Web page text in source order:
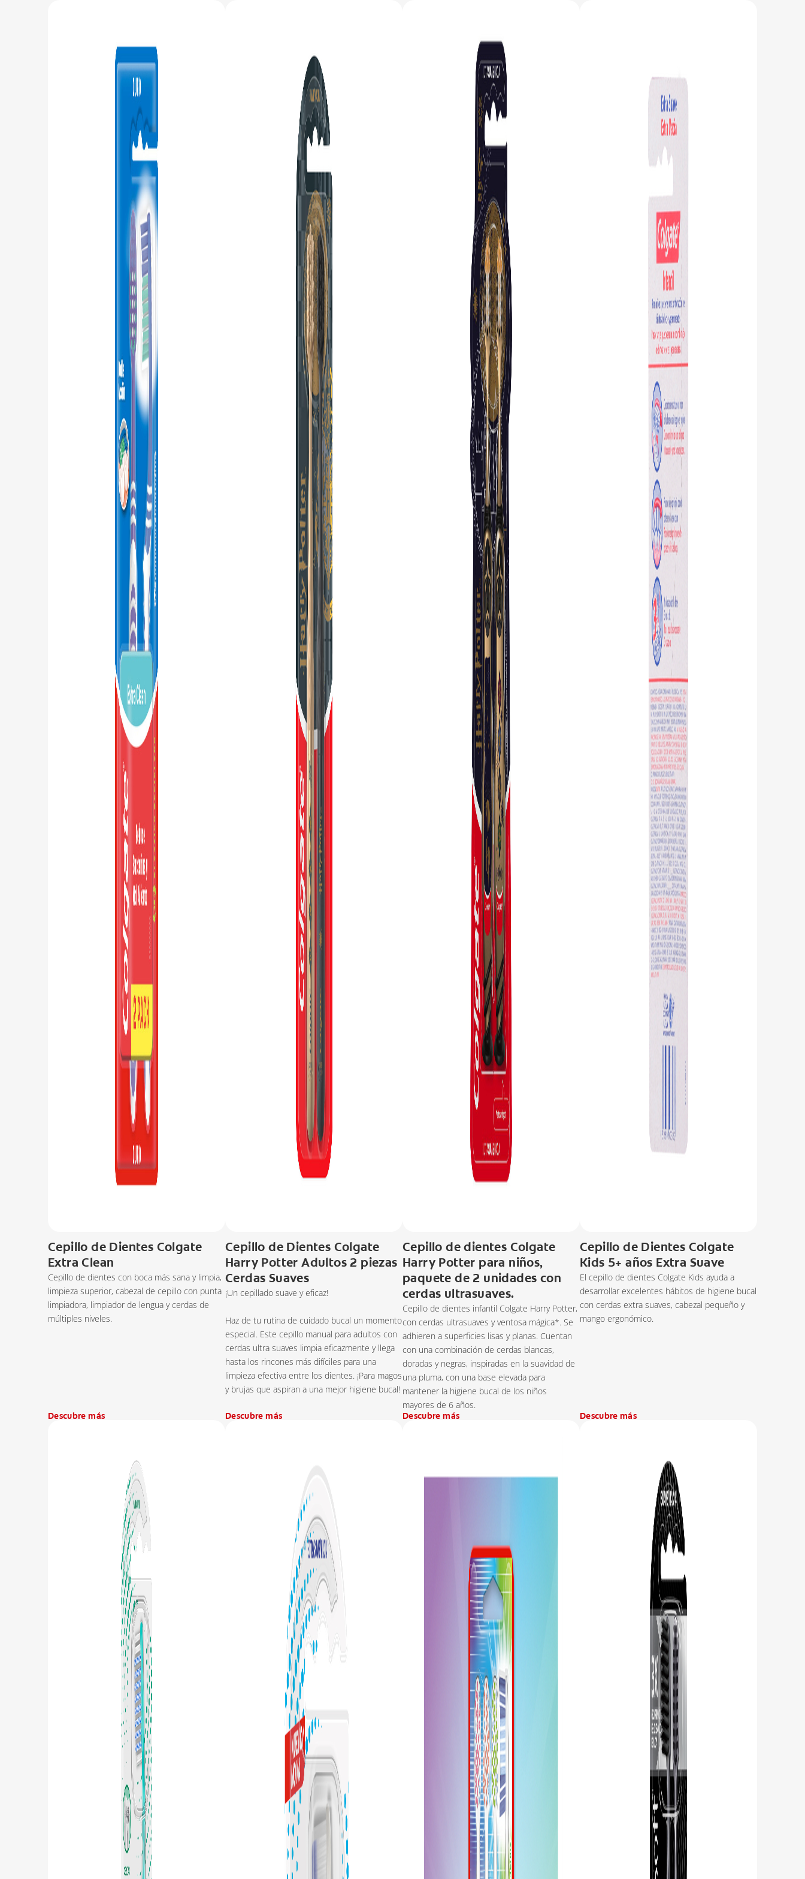
Cepillo de Dientes Colgate
Extra Clean
Cepillo de dientes con boca más sana y limpia,
limpieza superior, cabezal de cepillo con punta
limpiadora, limpiador de lengua y cerdas de
múltiples niveles.
Descubre más
Cepillo de Dientes Colgate
Harry Potter Adultos 2 piezas
Cerdas Suaves
¡Un cepillado suave y eficaz!
Haz de tu rutina de cuidado bucal un momento
especial. Este cepillo manual para adultos con
cerdas ultra suaves limpia eficazmente y llega
hasta los rincones más difíciles para una
limpieza efectiva entre los dientes. ¡Para magos
y brujas que aspiran a una mejor higiene bucal!
Descubre más
Cepillo de dientes Colgate
Harry Potter para niños,
paquete de 2 unidades con
cerdas ultrasuaves.
Cepillo de dientes infantil Colgate Harry Potter,
con cerdas ultrasuaves y ventosa mágica*. Se
adhieren a superficies lisas y planas. Cuentan
con una combinación de cerdas blancas,
doradas y negras, inspiradas en la suavidad de
una pluma, con una base elevada para
mantener la higiene bucal de los niños
mayores de 6 años.
Descubre más
Cepillo de Dientes Colgate
Kids 5+ años Extra Suave
El cepillo de dientes Colgate Kids ayuda a
desarrollar excelentes hábitos de higiene bucal
con cerdas extra suaves, cabezal pequeño y
mango ergonómico.
Descubre más